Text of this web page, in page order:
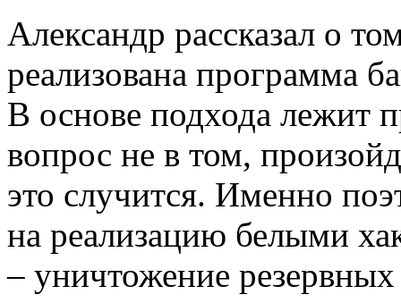
Александр рассказал о
реализована программа
В основе подхода лежит
вопрос не в том,
это случится. Именно
на реализацию белыми
– уничтожение